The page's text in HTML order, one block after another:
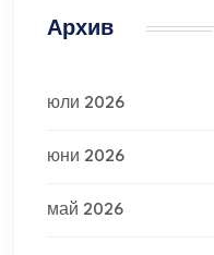
Архив
юли 2026
юни 2026
май 2026